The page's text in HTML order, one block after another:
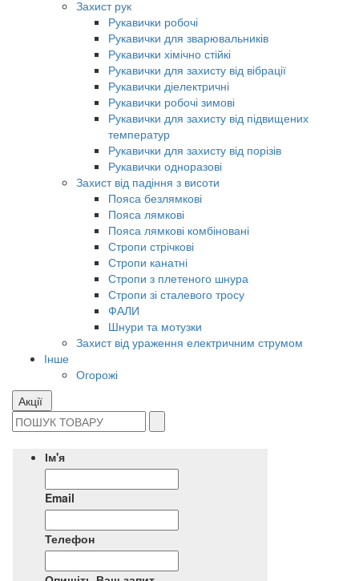
Захист рук
Рукавички робочі
Рукавички для зварювальників
Рукавички хімічно стійкі
Рукавички для захисту від вібрації
Рукавички діелектричні
Рукавички робочі зимові
Рукавички для захисту від підвищених
температур
Рукавички для захисту від порізів
Рукавички одноразові
Захист від падіння з висоти
Пояса безлямкові
Пояса лямкові
Пояса лямкові комбіновані
Стропи стрічкові
Стропи канатні
Стропи з плетеного шнура
Стропи зі сталевого тросу
ФАЛИ
Шнури та мотузки
Захист від ураження електричним струмом
Інше
Огорожі
Акції
Ім'я
Email
Телефон